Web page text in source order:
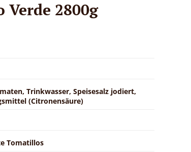
Verde 2800g
Trinkwasser, Speisesalz jodiert,
(Citronensäure)
Tomatillos